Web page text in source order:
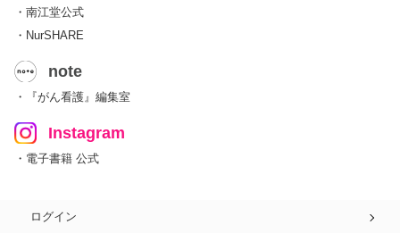
・南江堂公式
・NurSHARE
note
・『がん看護』編集室
Instagram
・電子書籍 公式
ログイン